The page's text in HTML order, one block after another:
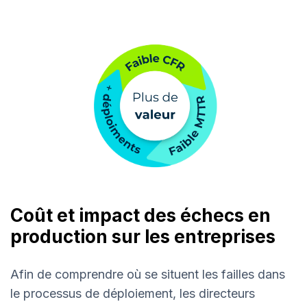
Coût et impact des échecs en
production sur les entreprises
Afin de comprendre où se situent les failles dans
le processus de déploiement, les directeurs